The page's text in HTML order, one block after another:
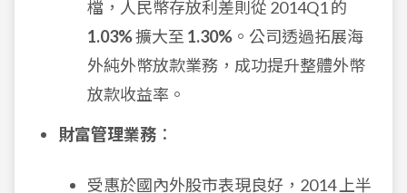
檔，人民幣存放利差則從 2014Q1 的
1.03%擴大至 1.30% 。公司透過拓展海
外純外幣放款業務，成功提升整體外幣
放款收益率。
財富管理業務 ：
受惠於國內外股市表現良好，2014 上半